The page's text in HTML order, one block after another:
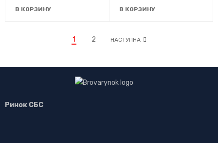
В КОРЗИНУ В КОРЗИНУ
1 2 НАСТУПНА
Ринок СБС